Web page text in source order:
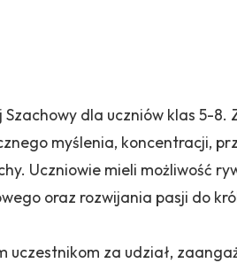
Szachowy dla uczniów klas 5-
myślenia, koncentracji,
Uczniowie mieli możliwość
oraz rozwijania pasji do
uczestnikom za udział,